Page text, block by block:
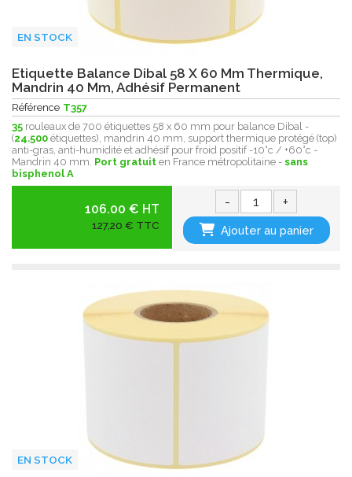
EN STOCK
Etiquette Balance Dibal 58 X 60 Mm Thermique,
Mandrin 40 Mm, Adhésif Permanent
Référence T357
35 rouleaux de 700 étiquettes 58 x 60 mm pour balance Dibal -
(24.500 étiquettes), mandrin 40 mm, support thermique protégé (top)
anti-gras, anti-humidité et adhésif pour froid positif -10°c / +60°c -
Mandrin 40 mm. Port gratuit en France métropolitaine - sans
bisphenol A
106.00 € HT
127,20 € TTC
- +
Ajouter au panier
EN STOCK